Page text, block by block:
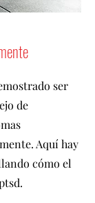
ser
de
Aquí hay
cómo el